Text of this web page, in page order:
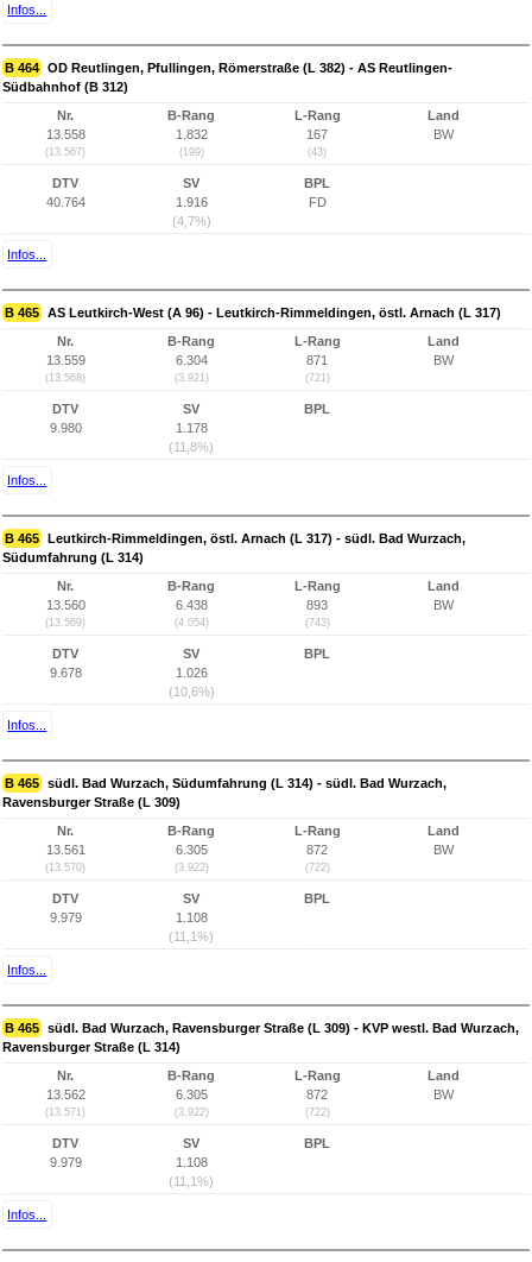
Infos...
B 464 OD Reutlingen, Pfullingen, Römerstraße (L 382) - AS Reutlingen-
Südbahnhof (B 312)
Nr.
13.558
(13.567)
B-Rang
1.832
(199)
L-Rang
167
(43)
Land
BW
DTV
40.764
SV
1.916
(4,7%)
BPL
FD
Infos...
B 465 AS Leutkirch-West (A 96) - Leutkirch-Rimmeldingen, östl. Arnach (L 317)
Nr.
13.559
(13.568)
B-Rang
6.304
(3.921)
L-Rang
871
(721)
Land
BW
DTV
9.980
SV
1.178
(11,8%)
BPL
Infos...
B 465 Leutkirch-Rimmeldingen, östl. Arnach (L 317) - südl. Bad Wurzach,
Südumfahrung (L 314)
Nr.
13.560
(13.569)
B-Rang
6.438
(4.054)
L-Rang
893
(743)
Land
BW
DTV
9.678
SV
1.026
(10,6%)
BPL
Infos...
B 465 südl. Bad Wurzach, Südumfahrung (L 314) - südl. Bad Wurzach,
Ravensburger Straße (L 309)
Nr.
13.561
(13.570)
B-Rang
6.305
(3.922)
L-Rang
872
(722)
Land
BW
DTV
9.979
SV
1.108
(11,1%)
BPL
Infos...
B 465 südl. Bad Wurzach, Ravensburger Straße (L 309) - KVP westl. Bad Wurzach,
Ravensburger Straße (L 314)
Nr.
13.562
(13.571)
B-Rang
6.305
(3.922)
L-Rang
872
(722)
Land
BW
DTV
9.979
SV
1.108
(11,1%)
BPL
Infos...